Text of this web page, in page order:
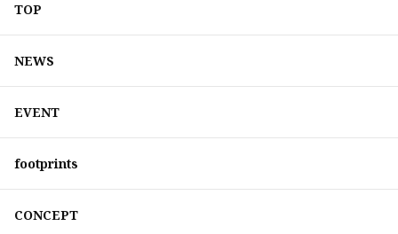
TOP
NEWS
EVENT
footprints
CONCEPT